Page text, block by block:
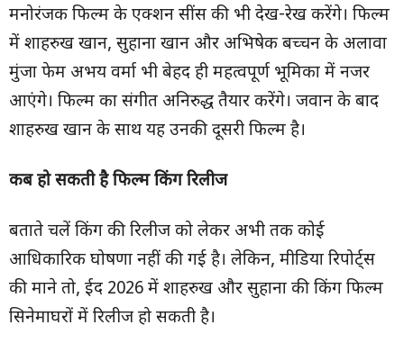
मनोरंजक फिल्म के एक्शन सींस की भी देख-रेख करेंगे। फिल्म
में शाहरुख खान, सुहाना खान और अभिषेक बच्चन के अलावा
मुंजा फेम अभय वर्मा भी बेहद ही महत्वपूर्ण भूमिका में नजर
आएंगे। फिल्म का संगीत अनिरुद्ध तैयार करेंगे। जवान के बाद
शाहरुख खान के साथ यह उनकी दूसरी फिल्म है।
कब हो सकती है फिल्म किंग रिलीज
बताते चलें किंग की रिलीज को लेकर अभी तक कोई
आधिकारिक घोषणा नहीं की गई है। लेकिन, मीडिया रिपोर्ट्स
की माने तो, ईद 2026 में शाहरुख और सुहाना की किंग फिल्म
सिनेमाघरों में रिलीज हो सकती है।